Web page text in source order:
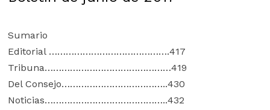
Sumario
Editorial …………………………………….417
Tribuna………………………………………419
Del Consejo………………………………..430
Noticias……………………………………..432